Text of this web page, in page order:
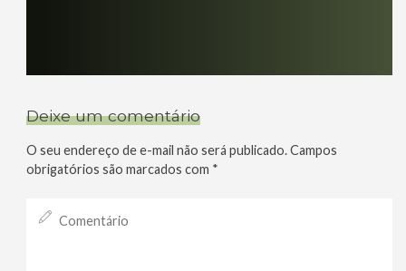
Deixe um comentário
O seu endereço de e-mail não será publicado.Campos
obrigatórios são marcados com *